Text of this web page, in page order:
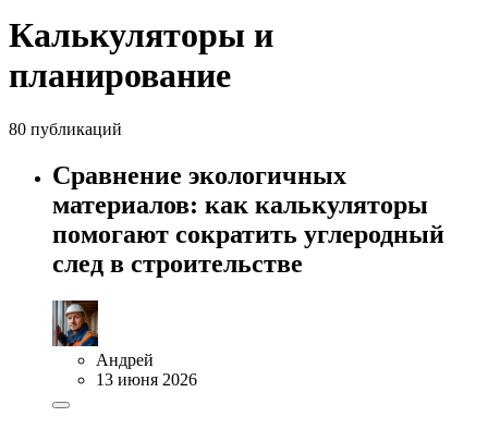
Калькуляторы и
планирование
80 публикаций
Сравнение экологичных
материалов: как калькуляторы
помогают сократить углеродный
след в строительстве
Андрей
13 июня 2026